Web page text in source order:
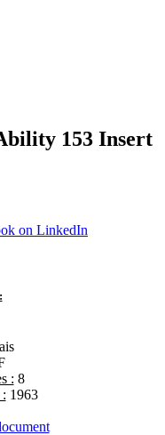
153 Insert
on LinkedIn
: 8
1963